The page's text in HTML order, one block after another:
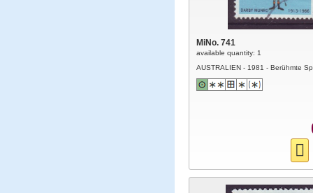
MiNo. 741
available quantity: 1
AUSTRALIEN - 1981 - Berühmte